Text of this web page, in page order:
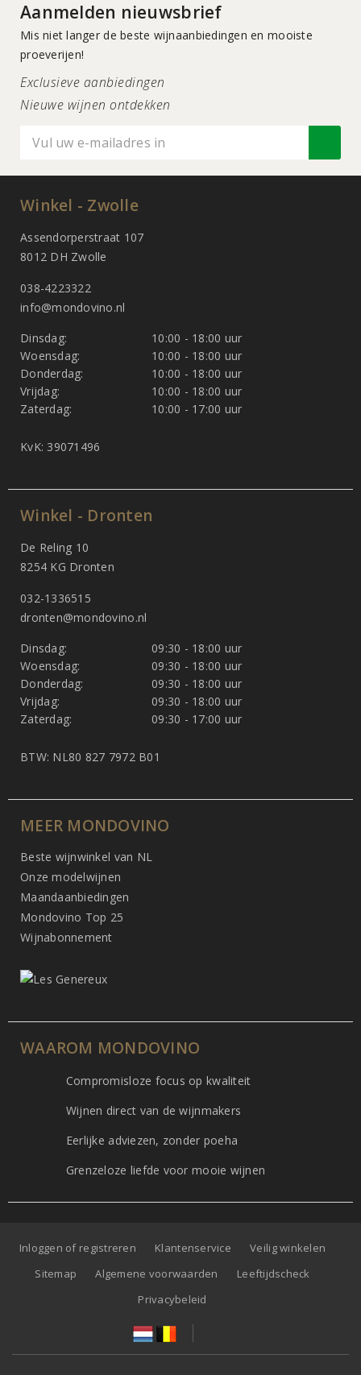
Aanmelden nieuwsbrief
Mis niet langer de beste wijnaanbiedingen en mooiste
proeverijen!
Exclusieve aanbiedingen
Nieuwe wijnen ontdekken
Winkel - Zwolle
Assendorperstraat 107
8012 DH Zwolle
038-4223322
info@mondovino.nl
Dinsdag:
10:00 - 18:00 uur
Woensdag:
10:00 - 18:00 uur
Donderdag:
10:00 - 18:00 uur
Vrijdag:
10:00 - 18:00 uur
Zaterdag:
10:00 - 17:00 uur
KvK: 39071496
Winkel - Dronten
De Reling 10
8254 KG Dronten
032-1336515
dronten@mondovino.nl
Dinsdag:
09:30 - 18:00 uur
Woensdag:
09:30 - 18:00 uur
Donderdag:
09:30 - 18:00 uur
Vrijdag:
09:30 - 18:00 uur
Zaterdag:
09:30 - 17:00 uur
BTW: NL80 827 7972 B01
MEER MONDOVINO
Beste wijnwinkel van NL
Onze modelwijnen
Maandaanbiedingen
Mondovino Top 25
Wijnabonnement
WAAROM MONDOVINO
Compromisloze focus op kwaliteit
Wijnen direct van de wijnmakers
Eerlijke adviezen, zonder poeha
Grenzeloze liefde voor mooie wijnen
Inloggen of registreren Klantenservice
Veilig winkelen
Sitemap
Algemene voorwaarden
Leeftijdscheck
Privacybeleid